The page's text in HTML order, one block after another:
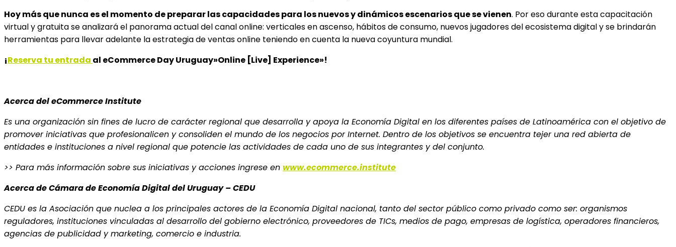
Hoy más que nunca es el momento de preparar las capacidades para los nuevos y dinámicos escenarios que se vienen. Por eso durante esta capacitación
virtual y gratuita se analizará el panorama actual del canal online: verticales en ascenso, hábitos de consumo, nuevos jugadores del ecosistema digital y se brindarán
herramientas para llevar adelante la estrategia de ventas online teniendo en cuenta la nueva coyuntura mundial.
¡Reserva tu entrada al eCommerce Day Uruguay»Online [Live] Experience»!
Acerca del eCommerce Institute
Es una organización sin fines de lucro de carácter regional que desarrolla y apoya la Economía Digital en los diferentes países de Latinoamérica con el objetivo de
promover iniciativas que profesionalicen y consoliden el mundo de los negocios por Internet. Dentro de los objetivos se encuentra tejer una red abierta de
entidades e instituciones a nivel regional que potencie las actividades de cada uno de sus integrantes y del conjunto.
>> Para más información sobre sus iniciativas y acciones ingrese en www.ecommerce.institute
Acerca de Cámara de Economía Digital del Uruguay – CEDU
CEDU es la Asociación que nuclea a los principales actores de la Economía Digital nacional, tanto del sector público como privado como ser: organismos
reguladores, instituciones vinculadas al desarrollo del gobierno electrónico, proveedores de TICs, medios de pago, empresas de logística, operadores financieros,
agencias de publicidad y marketing, comercio e industria.